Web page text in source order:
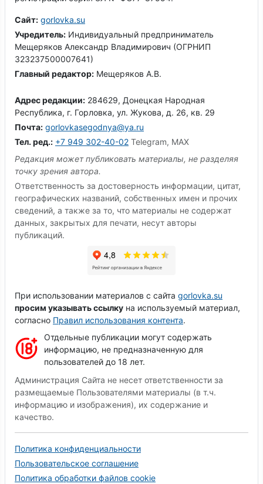
Сайт: gorlovka.su
Учредитель: Индивидуальный предприниматель
Мещеряков Александр Владимирович (ОГРНИП
323237500007641)
Главный редактор: Мещеряков А.В.
Адрес редакции: 284629, Донецкая Народная
Республика, г. Горловка, ул. Жукова, д. 26, кв. 29
Почта: gorlovkasegodnya@ya.ru
Тел. ред.: +7 949 302-40-02 Telegram, MAX
Редакция может публиковать материалы, не разделяя
точку зрения автора.
Ответственность за достоверность информации, цитат,
географических названий, собственных имен и прочих
сведений, а также за то, что материалы не содержат
данных, закрытых для печати, несут авторы
публикаций.
При использовании материалов с сайта gorlovka.su
просим указывать ссылку на используемый материал,
согласно Правил использования контента.
Отдельные публикации могут содержать
информацию, не предназначенную для
пользователей до 18 лет.
Администрация Сайта не несет ответственности за
размещаемые Пользователями материалы (в т.ч.
информацию и изображения), их содержание и
качество.
Политика конфиденциальности
Пользовательское соглашение
Политика обработки файлов cookie